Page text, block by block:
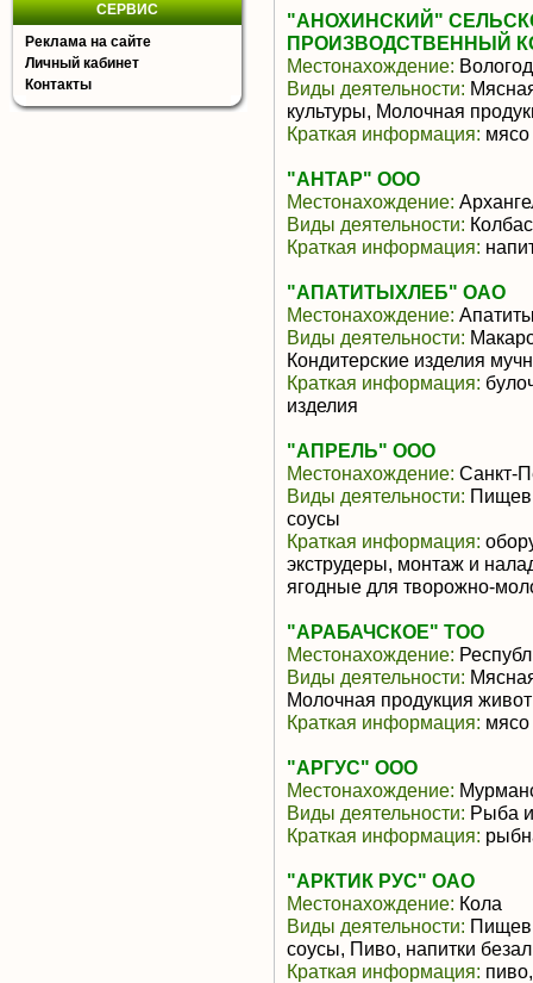
СЕРВИС
Реклама на сайте
Личный кабинет
Контакты
"АНОХИНСКИЙ"
ПРОИЗВОДСТВЕННЫЙ
Местонахождение:
Виды деятельности:
культуры, Молочная
Краткая информация: мясо
"АНТАР" ООО
Местонахождение:
Виды деятельности:
Краткая информация:
"АПАТИТЫХЛЕБ" ОАО
Местонахождение:
Виды деятельности:
Кондитерские изделия
Краткая информация:
изделия
"АПРЕЛЬ" ООО
Местонахождение: Санкт-
Виды деятельности:
соусы
Краткая информация:
экструдеры, монтаж и
ягодные для творожно-
"АРАБАЧСКОЕ" ТОО
Местонахождение:
Виды деятельности:
Молочная продукция
Краткая информация: мясо
"АРГУС" ООО
Местонахождение:
Виды деятельности: Рыба
Краткая информация:
"АРКТИК РУС" ОАО
Местонахождение: Кола
Виды деятельности:
соусы, Пиво, напитки
Краткая информация: